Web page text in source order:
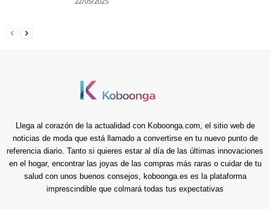
Llega al corazón de la actualidad con Koboonga.com, el sitio web de
noticias de moda que está llamado a convertirse en tu nuevo punto de
referencia diario. Tanto si quieres estar al día de las últimas innovaciones
en el hogar, encontrar las joyas de las compras más raras o cuidar de tu
salud con unos buenos consejos, koboonga.es es la plataforma
imprescindible que colmará todas tus expectativas